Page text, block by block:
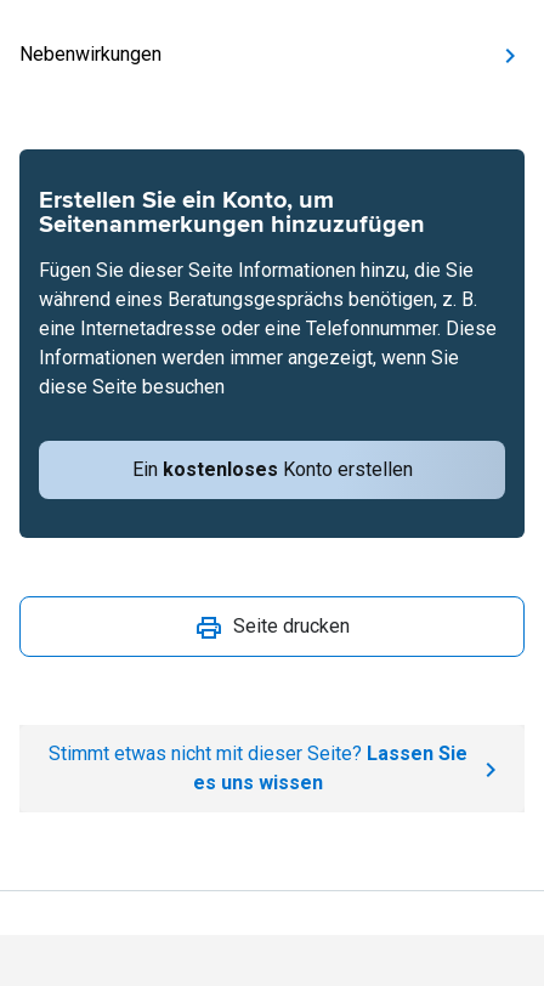
Nebenwirkungen
Erstellen Sie ein Konto, um
Seitenanmerkungen hinzuzufügen
Ein kostenloses Konto erstellen
Fügen Sie dieser Seite Informationen hinzu, die Sie
während eines Beratungsgesprächs benötigen, z. B.
eine Internetadresse oder eine Telefonnummer. Diese
Informationen werden immer angezeigt, wenn Sie
diese Seite besuchen
Seite drucken
Stimmt etwas nicht mit dieser Seite? Lassen Sie
es uns wissen